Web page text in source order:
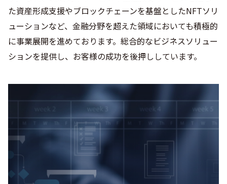
た資産形成支援やブロックチェーンを基盤としたNFTソリ
ューションなど、金融分野を超えた領域においても積極的
に事業展開を進めております。総合的なビジネスソリュー
ションを提供し、お客様の成功を後押ししています。